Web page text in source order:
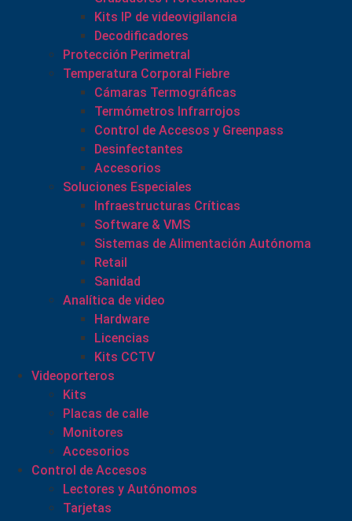
Kits IP de videovigilancia
Decodificadores
Protección Perimetral
Temperatura Corporal Fiebre
Cámaras Termográficas
Termómetros Infrarrojos
Control de Accesos y Greenpass
Desinfectantes
Accesorios
Soluciones Especiales
Infraestructuras Críticas
Software & VMS
Sistemas de Alimentación Autónoma
Retail
Sanidad
Analítica de video
Hardware
Licencias
Kits CCTV
Videoporteros
Kits
Placas de calle
Monitores
Accesorios
Control de Accesos
Lectores y Autónomos
Tarjetas